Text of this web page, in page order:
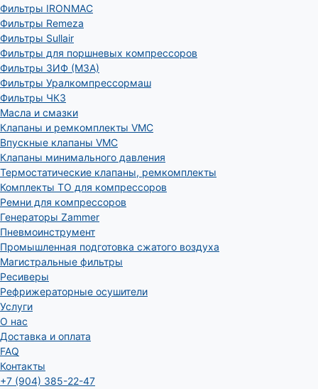
Фильтры IRONMAC
Фильтры Remeza
Фильтры Sullair
Фильтры для поршневых компрессоров
Фильтры ЗИФ (МЗА)
Фильтры Уралкомпрессормаш
Фильтры ЧКЗ
Масла и смазки
Клапаны и ремкомплекты VMC
Впускные клапаны VMC
Клапаны минимального давления
Термостатические клапаны, ремкомплекты
Комплекты ТО для компрессоров
Ремни для компрессоров
Генераторы Zammer
Пневмоинструмент
Промышленная подготовка сжатого воздуха
Магистральные фильтры
Ресиверы
Рефрижераторные осушители
Услуги
О нас
Доставка и оплата
FAQ
Контакты
+7 (904) 385-22-47